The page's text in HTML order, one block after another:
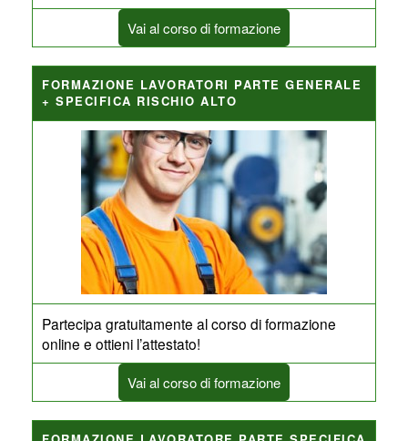
Vai al corso di formazione
FORMAZIONE LAVORATORI PARTE GENERALE
+ SPECIFICA RISCHIO ALTO
Partecipa gratuitamente al corso di formazione
online e ottieni l’attestato!
Vai al corso di formazione